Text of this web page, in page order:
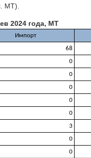
МТ).
2024 года, МТ
Импорт
68
0
0
0
0
0
3
0
0